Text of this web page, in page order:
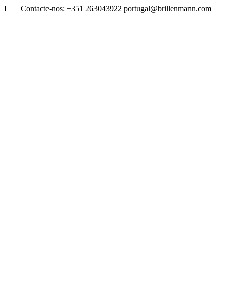
Contacte-nos: +351 263043922 portugal@brillenmann.com